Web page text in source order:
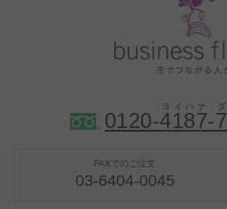
0120-4187-7
FAXでのご注文
03-6404-0045